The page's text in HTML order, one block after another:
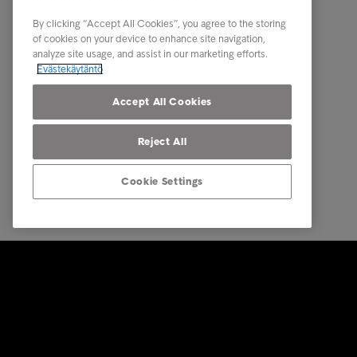
Toimialaratkaisut
Raportit ja analyysit
By clicking “Accept All Cookies”, you agree to the storing
of cookies on your device to enhance site navigation,
analyze site usage, and assist in our marketing efforts.
Evästekäytäntö
Accept All Cookies
Reject All
Cookie Settings